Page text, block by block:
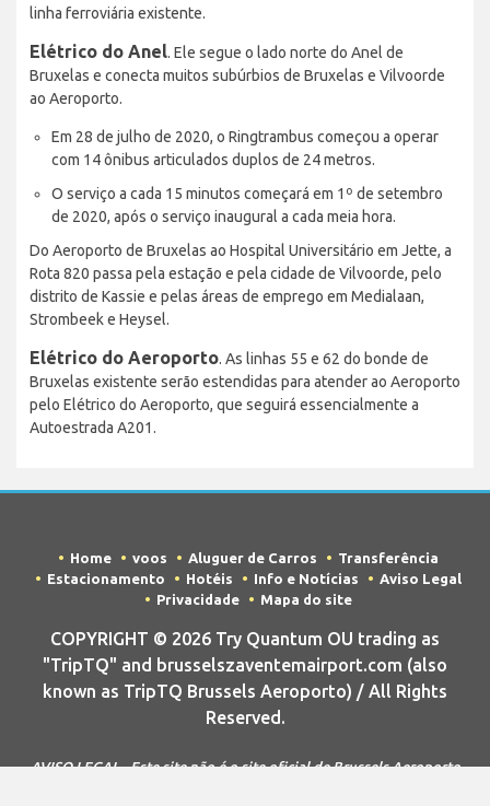
linha ferroviária existente.
Elétrico do Anel. Ele segue o lado norte do Anel de
Bruxelas e conecta muitos subúrbios de Bruxelas e Vilvoorde
ao Aeroporto.
Em 28 de julho de 2020, o Ringtrambus começou a operar
com 14 ônibus articulados duplos de 24 metros.
O serviço a cada 15 minutos começará em 1º de setembro
de 2020, após o serviço inaugural a cada meia hora.
Do Aeroporto de Bruxelas ao Hospital Universitário em Jette, a
Rota 820 passa pela estação e pela cidade de Vilvoorde, pelo
distrito de Kassie e pelas áreas de emprego em Medialaan,
Strombeek e Heysel.
Elétrico do Aeroporto. As linhas 55 e 62 do bonde de
Bruxelas existente serão estendidas para atender ao Aeroporto
pelo Elétrico do Aeroporto, que seguirá essencialmente a
Autoestrada A201.
Home voos Aluguer de Carros
Transferência
Estacionamento
Hotéis Info e Notícias
Aviso Legal
Privacidade
Mapa do site
COPYRIGHT © 2026 Try Quantum OU trading as
"TripTQ" and brusselszaventemairport.com (also
known as TripTQ Brussels Aeroporto) / All Rights
Reserved.
AVISO LEGAL - Este site não é o site oficial de Brussels Aeroporto